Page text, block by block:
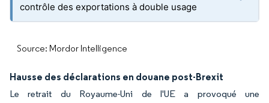
contrôle des exportations à double usage
Source: Mordor Intelligence
Hausse des déclarations en douane post-Brexit
Le retrait du Royaume-Uni de l'UE a provoqué une